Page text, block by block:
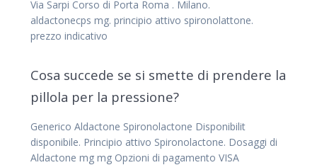
Via Sarpi Corso di Porta Roma . Milano.
aldactonecps mg. principio attivo spironolattone.
prezzo indicativo
Cosa succede se si smette di prendere la
pillola per la pressione?
Generico Aldactone Spironolactone Disponibilit
disponibile. Principio attivo Spironolactone. Dosaggi di
Aldactone mg mg Opzioni di pagamento VISA